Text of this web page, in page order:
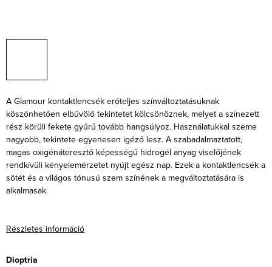
A Glamour kontaktlencsék erőteljes színváltoztatásuknak
köszönhetően elbűvölő tekintetet kölcsönöznek, melyet a színezett
rész körüli fekete gyűrű tovább hangsúlyoz. Használatukkal szeme
nagyobb, tekintete egyenesen igéző lesz. A szabadalmaztatott,
magas oxigénáteresztő képességű hidrogél anyag viselőjének
rendkívüli kényelemérzetet nyújt egész nap. Ezek a kontaktlencsék a
sötét és a világos tónusú szem színének a megváltoztatására is
alkalmasak.
Részletes információ
Dioptria